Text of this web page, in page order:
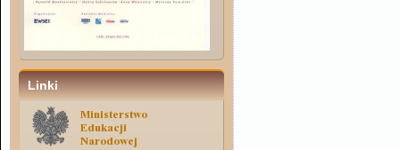
Linki